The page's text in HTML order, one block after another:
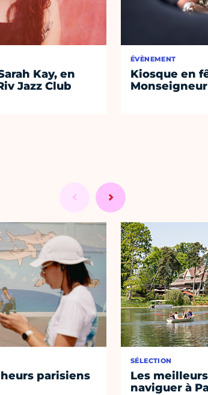
Kay, en
Jazz Club
ÉVÈNEMENT
Kiosque en
parisiens
SÉLECTION
Les
naviguer à